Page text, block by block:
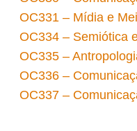
OC331 – Mídia e
OC334 – Semiótica
OC335 –
OC336 –
OC337 –